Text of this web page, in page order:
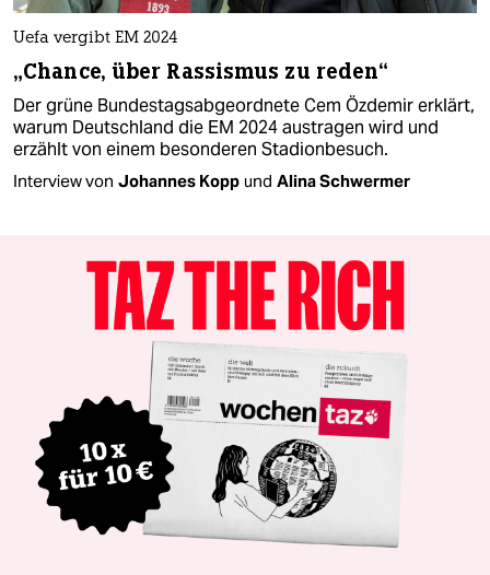
Uefa vergibt EM 2024
„Chance, über Rassismus zu reden“
Der grüne Bundestagsabgeordnete Cem Özdemir erklärt,
warum Deutschland die EM 2024 austragen wird und
erzählt von einem besonderen Stadionbesuch.
Interview von Johannes Kopp und Alina Schwermer